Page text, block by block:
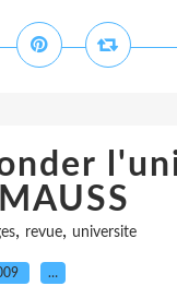
, revue, universite
…